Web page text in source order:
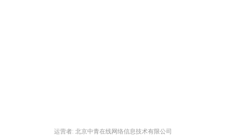
运营者: 北京中青在线网络信息技术有限公司